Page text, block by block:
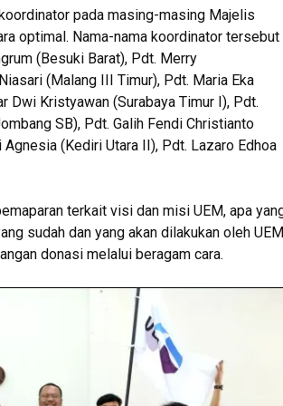
pada masing-masing Majelis
optimal. Nama-nama koordinator tersebut
(Besuki Barat), Pdt. Merry
(Malang III Timur), Pdt. Maria Eka
Dwi Kristyawan (Surabaya Timur I), Pdt.
SB), Pdt. Galih Fendi Christianto
(Kediri Utara II), Pdt. Lazaro Edhoa
terkait visi dan misi UEM, apa
sudah dan yang akan dilakukan oleh
donasi melalui beragam cara.